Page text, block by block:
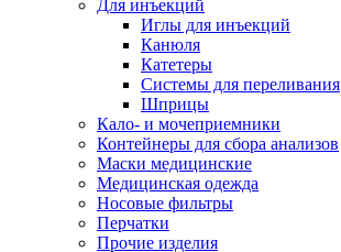
Для инъекций
Иглы для инъекций
Канюля
Катетеры
Системы для переливания
Шприцы
Кало- и мочеприемники
Контейнеры для сбора анализов
Маски медицинские
Медицинская одежда
Носовые фильтры
Перчатки
Прочие изделия